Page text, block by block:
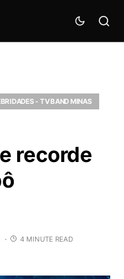
- TV BAND MINAS
recorde
4 MINUTE READ